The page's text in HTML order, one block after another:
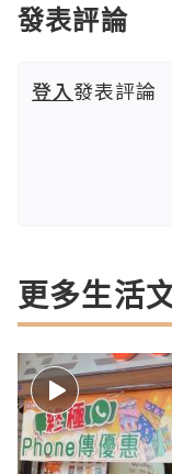
發表評論
登入發表評論
更多生活